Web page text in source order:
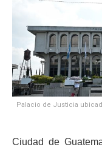
Palacio de Justicia
Ciudad de